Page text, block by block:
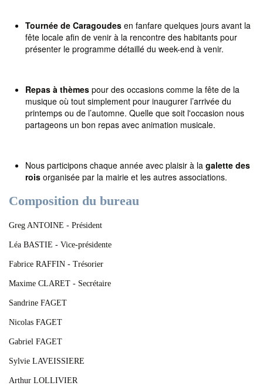
Tournée de Caragoudes en fanfare quelques jours avant la
fête locale afin de venir à la rencontre des habitants pour
présenter le programme détaillé du week-end à venir.
Repas à thèmes pour des occasions comme la fête de la
musique où tout simplement pour inaugurer l’arrivée du
printemps ou de l’automne. Quelle que soit l'occasion nous
partageons un bon repas avec animation musicale.
Nous participons chaque année avec plaisir à la galette des
rois organisée par la mairie et les autres associations.
Composition du bureau
Greg ANTOINE - Président
Léa BASTIE - Vice-présidente
Fabrice RAFFIN - Trésorier
Maxime CLARET - Secrétaire
Sandrine FAGET
Nicolas FAGET
Gabriel FAGET
Sylvie LAVEISSIERE
Arthur LOLLIVIER